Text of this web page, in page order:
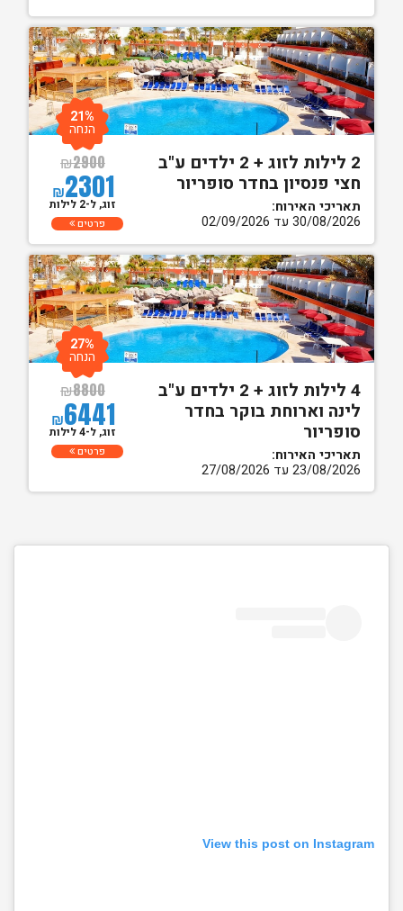
2 לילות לזוג + 2 ילדים ע"ב
חצי פנסיון בחדר סופריור
תאריכי האירוח:
30/08/2026 עד 02/09/2026
₪2900
₪2301
21%
הנחה
זוג, ל-2 לילות
פרטים
4 לילות לזוג + 2 ילדים ע"ב
לינה וארוחת בוקר בחדר
סופריור
תאריכי האירוח:
23/08/2026 עד 27/08/2026
₪8800
₪6441
27%
הנחה
זוג, ל-4 לילות
פרטים
View this post on Instagram